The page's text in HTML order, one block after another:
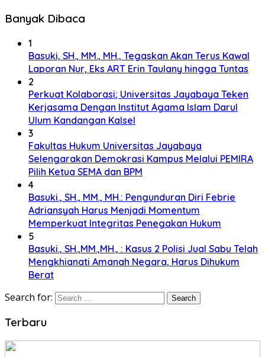
Banyak Dibaca
1
Basuki, SH., MM., MH., Tegaskan Akan Terus Kawal
Laporan Nur, Eks ART Erin Taulany hingga Tuntas
2
Perkuat Kolaborasi; Universitas Jayabaya Teken
Kerjasama Dengan Institut Agama Islam Darul
Ulum Kandangan Kalsel
3
Fakultas Hukum Universitas Jayabaya
Selengarakan Demokrasi Kampus Melalui PEMIRA
Pilih Ketua SEMA dan BPM
4
Basuki., SH., MM., MH.: Pengunduran Diri Febrie
Adriansyah Harus Menjadi Momentum
Memperkuat Integritas Penegakan Hukum
5
Basuki., SH.,MM.,MH., : Kasus 2 Polisi Jual Sabu Telah
Mengkhianati Amanah Negara, Harus Dihukum
Berat
Search for:
Terbaru